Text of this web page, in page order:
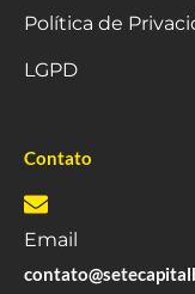
Política de
LGPD
Contato
Email